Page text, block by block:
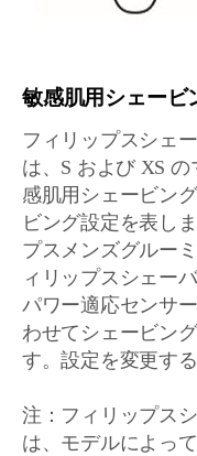
敏感肌用シェービ
フィリップスシェ
は、S および XS
感肌用シェービン
ビング設定を表し
プスメンズグルー
ィリップスシェー
パワー適応センサ
わせてシェービン
す。設定を変更す
注：フィリップス
は、モデルによっ